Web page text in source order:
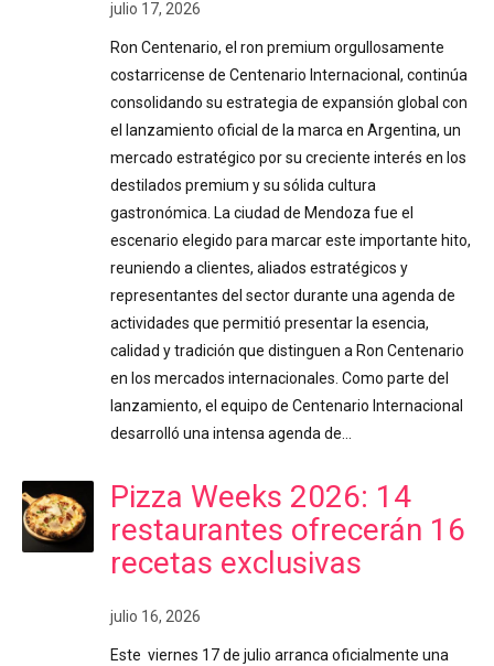
julio 17, 2026
Ron Centenario, el ron premium orgullosamente
costarricense de Centenario Internacional, continúa
consolidando su estrategia de expansión global con
el lanzamiento oficial de la marca en Argentina, un
mercado estratégico por su creciente interés en los
destilados premium y su sólida cultura
gastronómica. La ciudad de Mendoza fue el
escenario elegido para marcar este importante hito,
reuniendo a clientes, aliados estratégicos y
representantes del sector durante una agenda de
actividades que permitió presentar la esencia,
calidad y tradición que distinguen a Ron Centenario
en los mercados internacionales. Como parte del
lanzamiento, el equipo de Centenario Internacional
desarrolló una intensa agenda de…
Pizza Weeks 2026: 14
restaurantes ofrecerán 16
recetas exclusivas
julio 16, 2026
Este viernes 17 de julio arranca oficialmente una